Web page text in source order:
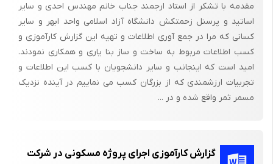
بارهای وارد از سقف ساختمان به ستونها و یا دیوارها ونهایتا به پی
ساختمان وارد می شود . پی نیز بارهای وارده را به زمین منتقل می کند
. پس پی عمل انتقال کلیه ی بارهای ساختمان به زمین است . پس
باید به گونه ای اجرا شود که بتواند صدها تن وزن ساختمان و اشیایی
که درآن قرار دارد را تحمل کند . غیر از طرح و اجرا باید به جنس مصالح
پی توجه کرد که مصالح از مرغوبتری آن نوع باشد و نحوه ی ساخت آن
آماده سازی پی :
مقدمه با تشکر از استاد ارجمند جناب خانم مهندس احدی و سایر
اساتید و پرسنل زحمتکش دانشگاه آزاد اسلامی واحد ابهر و سایر
کسانی که مرا در جمع آوری اطلاعات و تهیه این گزارش کارآموزی و
کسب اطلاعات مربوط به ساخت و ساز بنا یاری و همکاری نمودند.
امید است که اینجانب و سایر دانشجویان با کسب این اطلاعات و
تجربیات ارزشمندی که از بزرگان کسب می نماییم در آینده نزدیک
مسمر ثمر واقع شده و در ...
گزارش کارآموزی اجرای پروژه مسکونی در شرکت